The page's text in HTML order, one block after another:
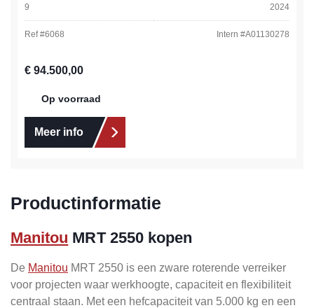
9
2024
Ref #6068 Intern #A01130278
Normale prijs:
€ 94.500,00
Op voorraad
Meer info
Productinformatie
Manitou MRT 2550 kopen
De Manitou MRT 2550 is een zware roterende verreiker
voor projecten waar werkhoogte, capaciteit en flexibiliteit
centraal staan. Met een hefcapaciteit van 5.000 kg en een